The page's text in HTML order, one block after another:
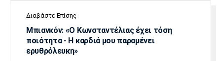
Μπορούσια
Ντόρτμουντ
Διαβάστε Επίσης
Μπιανκόν: «Ο Κωνσταντέλιας έχει τόση
ποιότητα - Η καρδιά μου παραμένει
ερυθρόλευκη»